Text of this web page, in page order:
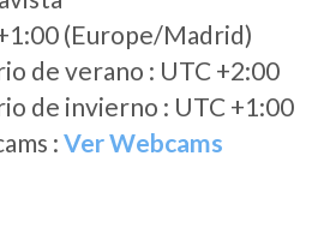
(Europe/Madrid)
de verano : UTC +2:00
de invierno : UTC +1:00
: Ver Webcams